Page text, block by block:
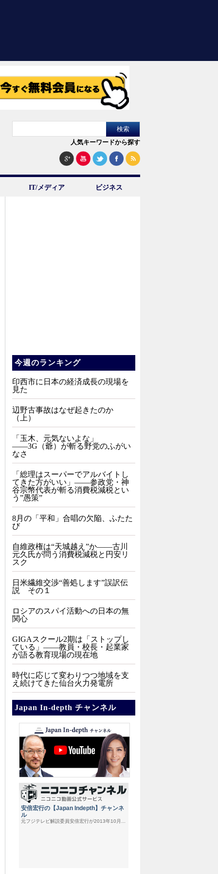
人気キーワードから探す
IT/メディア ビジネス
今週のランキング
印西市に日本の経済成長の現場を
見た
辺野古事故はなぜ起きたのか
（上）
「玉木、元気ないよな」
――3G（爺）が斬る野党のふがい
なさ
「総理はスーパーでアルバイトし
てきた方がいい」――参政党・神
谷宗幣代表が斬る消費税減税とい
う”愚策”
8月の「平和」合唱の欠陥、ふたた
び
自維政権は“天城越え”か――古川
元久氏が問う消費税減税と円安リ
スク
日米繊維交渉“善処します”誤訳伝
説 その１
ロシアのスパイ活動への日本の無
関心
GIGAスクール2期は「ストップし
ている」——教員・校長・起業家
が語る教育現場の現在地
時代に応じて変わりつつ地域を支
え続けてきた仙台火力発電所
Japan In-depth チャンネル